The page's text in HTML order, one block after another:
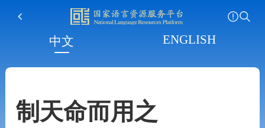
中文 ENGLISH
制天命而用之